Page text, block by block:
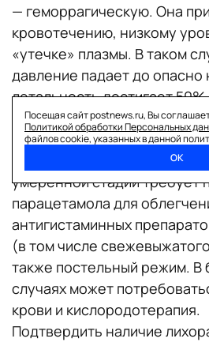
— геморрагическую. Она
кровотечению, низкому
«утечке» плазмы. В таком
давление падает до опасно
летальность достигает 50%.
Вакцина от лихорадки
многих странах, однако
тем, кто был инфицирован
умеренной стадии требует
парацетамола для
антигистаминных
(в том числе
также постельный режим. В
случаях может
крови и кислородотерапия.
Подтвердить наличие
Посещая сайт postnews.ru, Вы
Политикой обработки Персональных
файлов cookie, указанных в данной
ОК